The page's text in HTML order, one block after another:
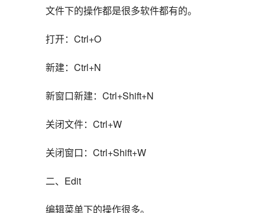
文件下的操作都是很多软件都有的。
打开：Ctrl+O
新建：Ctrl+N
新窗口新建：Ctrl+Shift+N
关闭文件：Ctrl+W
关闭窗口：Ctrl+Shift+W
二、Edit
编辑菜单下的操作很多。